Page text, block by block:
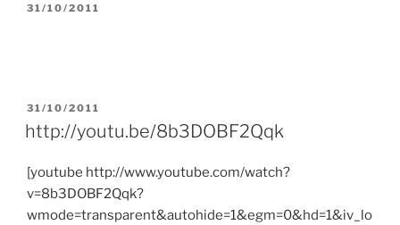
YAYIM
31/10/2011
YAYIM
TARIHI
31/10/2011
http://youtu.be/8b3DOBF2Qqk
[youtube http://www.youtube.com/watch?
v=8b3DOBF2Qqk?
wmode=transparent&autohide=1&egm=0&hd=1&iv_lo